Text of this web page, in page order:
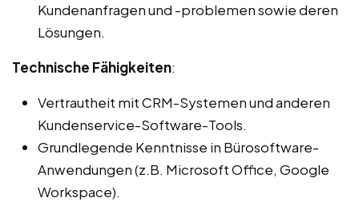
Kundenanfragen und -problemen sowie deren
Lösungen.
Technische Fähigkeiten:
Vertrautheit mit CRM-Systemen und anderen
Kundenservice-Software-Tools.
Grundlegende Kenntnisse in Bürosoftware-
Anwendungen (z.B. Microsoft Office, Google
Workspace).